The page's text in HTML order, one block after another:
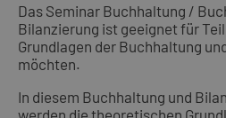
Das Seminar Buchhaltung /
Bilanzierung ist geeignet für
Grundlagen der Buchhaltung
möchten.
In diesem Buchhaltung und